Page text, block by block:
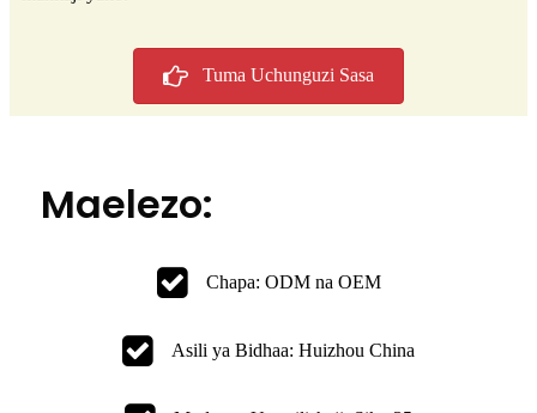
Tuma Uchunguzi Sasa
Maelezo:
Chapa: ODM na OEM
Asili ya Bidhaa: Huizhou China